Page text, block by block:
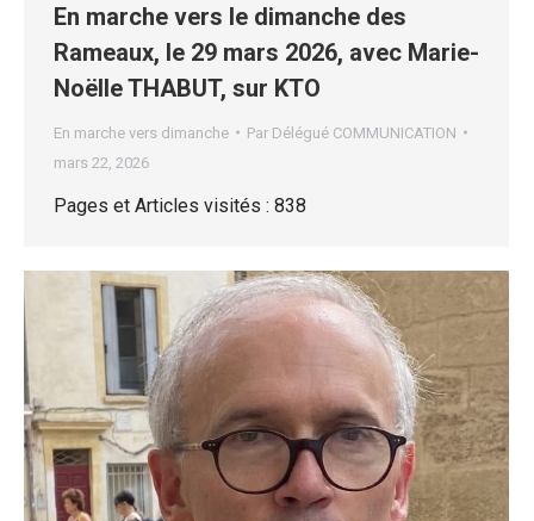
En marche vers le dimanche des
Rameaux, le 29 mars 2026, avec Marie-
Noëlle THABUT, sur KTO
En marche vers dimanche Par Délégué COMMUNICATION
mars 22, 2026
Pages et Articles visités : 838